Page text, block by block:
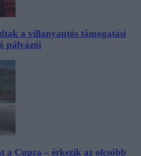
a villanyautós támogatási
pályázói
a Cupra – érkezik az olcsóbb